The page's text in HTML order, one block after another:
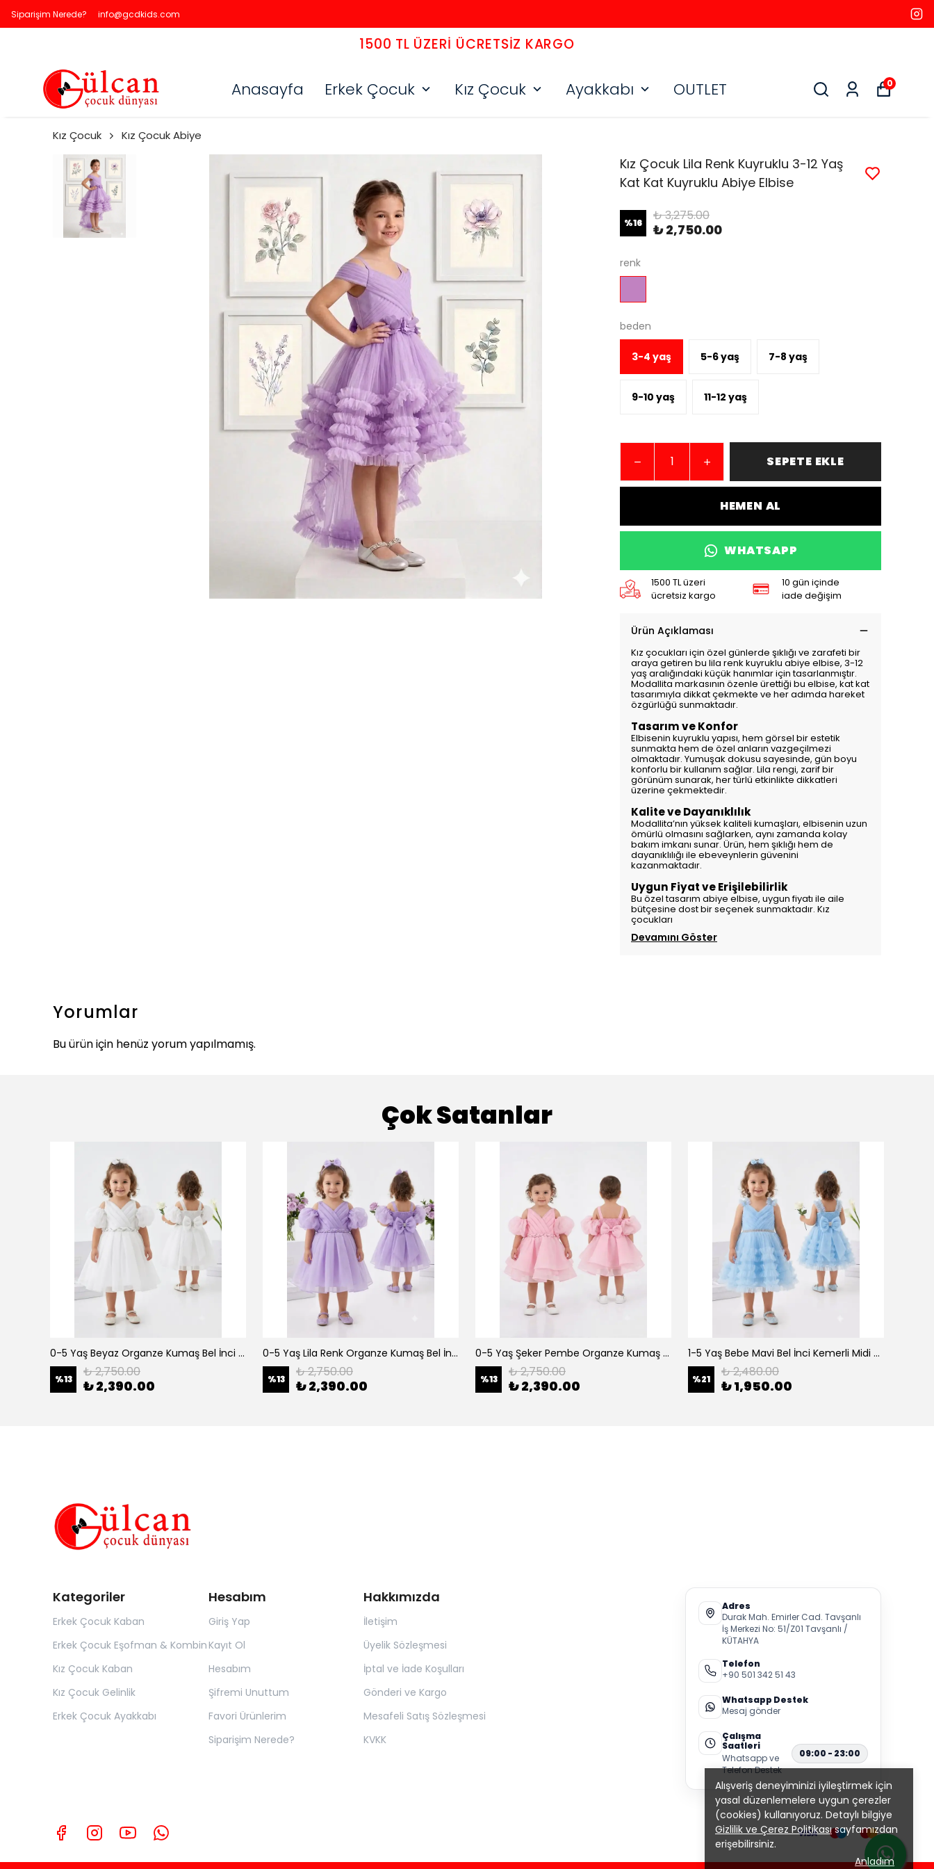
Siparişim Nerede? info@gcdkids.com
1500 TL ÜZERI ÜCRETSIZ KARGO
Anasayfa Erkek Çocuk Kız Çocuk Ayakkabı OUTLET 0
Alışveriş deneyiminizi iyileştirmek için
yasal düzenlemelere uygun çerezler
(cookies) kullanıyoruz. Detaylı bilgiye
Gizlilik ve Çerez Politikasısayfamızdan
erişebilirsiniz.
Anladım
Kız Çocuk Kız Çocuk Abiye
Kız Çocuk Lila Renk Kuyruklu 3-12 Yaş
Kat Kat Kuyruklu Abiye Elbise
%16 ₺ 3,275.00
₺ 2,750.00
renk
beden
3-4 yaş 5-6 yaş 7-8 yaş
9-10 yaş 11-12 yaş
SEPETE EKLE
HEMEN AL
WHATSAPP
1500 TL üzeri
ücretsiz kargo
10 gün içinde
iade değişim
Ürün Açıklaması
Kız çocukları için özel günlerde şıklığı ve zarafeti bir
araya getiren bu lila renk kuyruklu abiye elbise, 3-12
yaş aralığındaki küçük hanımlar için tasarlanmıştır.
Modallita markasının özenle ürettiği bu elbise, kat kat
tasarımıyla dikkat çekmekte ve her adımda hareket
özgürlüğü sunmaktadır.
Tasarım ve Konfor
Elbisenin kuyruklu yapısı, hem görsel bir estetik
sunmakta hem de özel anların vazgeçilmezi
olmaktadır. Yumuşak dokusu sayesinde, gün boyu
konforlu bir kullanım sağlar. Lila rengi, zarif bir
görünüm sunarak, her türlü etkinlikte dikkatleri
üzerine çekmektedir.
Kalite ve Dayanıklılık
Modallita’nın yüksek kaliteli kumaşları, elbisenin uzun
ömürlü olmasını sağlarken, aynı zamanda kolay
bakım imkanı sunar. Ürün, hem şıklığı hem de
dayanıklılığı ile ebeveynlerin güvenini
kazanmaktadır.
Uygun Fiyat ve Erişilebilirlik
Bu özel tasarım abiye elbise, uygun fiyatı ile aile
bütçesine dost bir seçenek sunmaktadır. Kız
çocukları
Devamını Göster
Yorumlar
Bu ürün için henüz yorum yapılmamış.
Çok Satanlar
0-5 Yaş Beyaz Organze Kumaş Bel İnci Kemerli Midi Boy Arkası Lastikli Abiye
%13 ₺ 2,750.00
₺ 2,390.00
0-5 Yaş Lila Renk Organze Kumaş Bel İnci Kemerli Midi Boy Arkası Lastikli Abiye
%13 ₺ 2,750.00
₺ 2,390.00
0-5 Yaş Şeker Pembe Organze Kumaş Bel İnci Kemerli Midi Boy Arkası Lastikli Abiye
%13 ₺ 2,750.00
₺ 2,390.00
1-5 Yaş Bebe Mavi Bel İnci Kemerli Midi Boy Arkası Lastikli Tütü Bebe Abiye
%21 ₺ 2,480.00
₺ 1,950.00
Kategoriler
Erkek Çocuk Kaban
Erkek Çocuk Eşofman & Kombin
Kız Çocuk Kaban
Kız Çocuk Gelinlik
Erkek Çocuk Ayakkabı
Hesabım
Giriş Yap
Kayıt Ol
Hesabım
Şifremi Unuttum
Favori Ürünlerim
Siparişim Nerede?
Hakkımızda
İletişim
Üyelik Sözleşmesi
İptal ve İade Koşulları
Gönderi ve Kargo
Mesafeli Satış Sözleşmesi
KVKK
Adres
Durak Mah. Emirler Cad. Tavşanlı
İş Merkezi No: 51/Z01 Tavşanlı /
KÜTAHYA
Telefon
+90 501 342 51 43
Whatsapp Destek
Mesaj gönder
Çalışma
Saatleri
Whatsapp ve
Telefon Destek
09:00 - 23:00